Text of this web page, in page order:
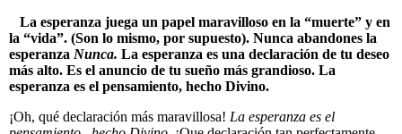
La esperanza juega un papel maravilloso en la “muerte” y en
la “vida”. (Son lo mismo, por supuesto). Nunca abandones la
esperanza Nunca. La esperanza es una declaración de tu deseo
más alto. Es el anuncio de tu sueño más grandioso. La
esperanza es el pensamiento, hecho Divino.
¡Oh, qué declaración más maravillosa! La esperanza es el